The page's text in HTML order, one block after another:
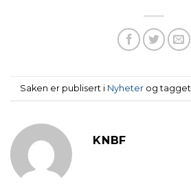
Saken er publisert i Nyheterog tagget
KNBF